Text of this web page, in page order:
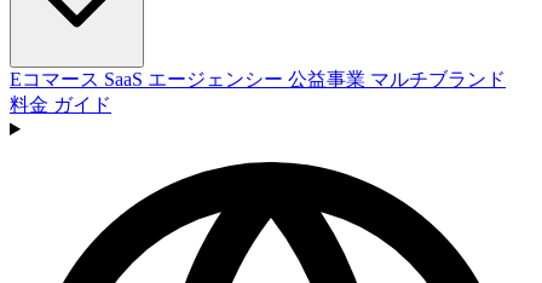
Eコマース SaaS エージェンシー 公益事業 マルチブランド
料金 ガイド